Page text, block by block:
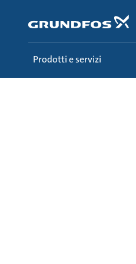
contenuto
principale
Prodotti e servizi